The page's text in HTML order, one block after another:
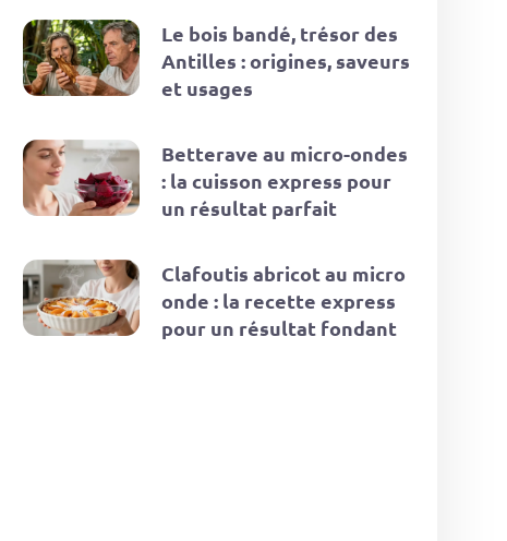
Le bois bandé, trésor des
Antilles : origines, saveurs
et usages
Betterave au micro-ondes
: la cuisson express pour
un résultat parfait
Clafoutis abricot au micro
onde : la recette express
pour un résultat fondant